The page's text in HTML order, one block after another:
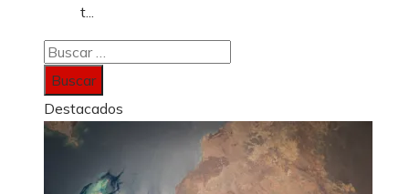
t...
Buscar:
Destacados